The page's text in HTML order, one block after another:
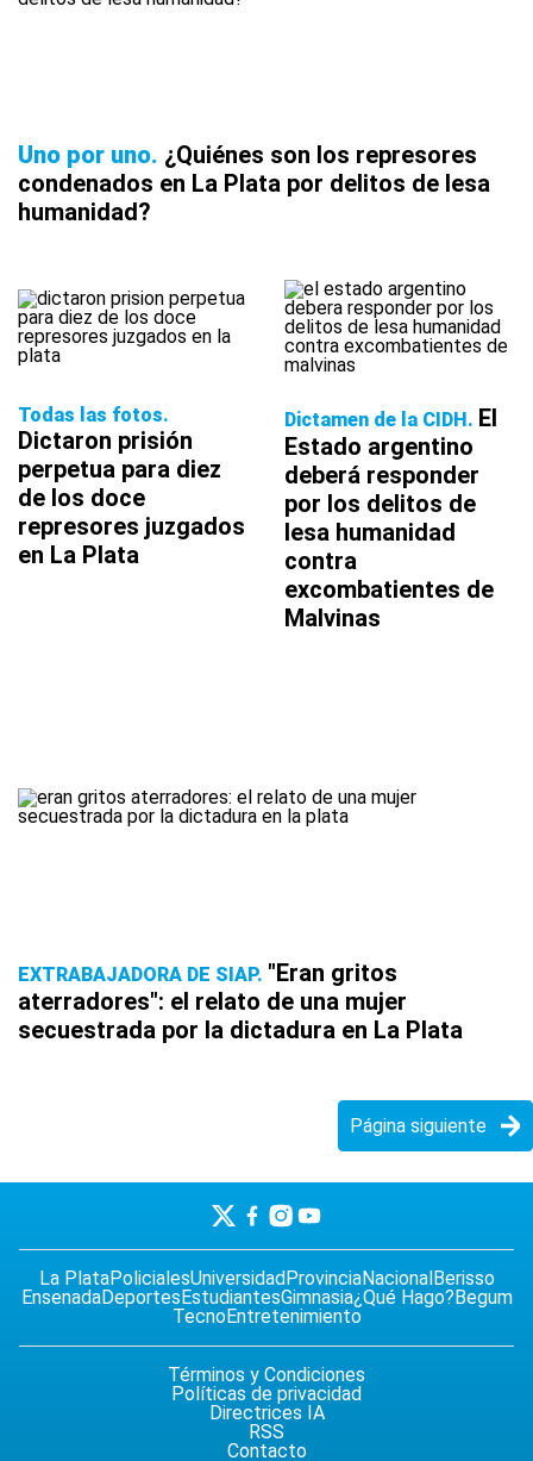
Uno por uno ¿Quiénes son los represores
condenados en La Plata por delitos de lesa
humanidad?
Todas las fotos
Dictaron prisión
perpetua para diez
de los doce
represores juzgados
en La Plata
Dictamen de la CIDH El
Estado argentino
deberá responder
por los delitos de
lesa humanidad
contra
excombatientes de
Malvinas
EXTRABAJADORA DE SIAP "Eran gritos
aterradores": el relato de una mujer
secuestrada por la dictadura en La Plata
Página siguiente
La PlataPolicialesUniversidadProvinciaNacionalBerisso
EnsenadaDeportesEstudiantesGimnasia¿Qué Hago?Begum
TecnoEntretenimiento
Términos y Condiciones
Políticas de privacidad
Directrices IA
RSS
Contacto